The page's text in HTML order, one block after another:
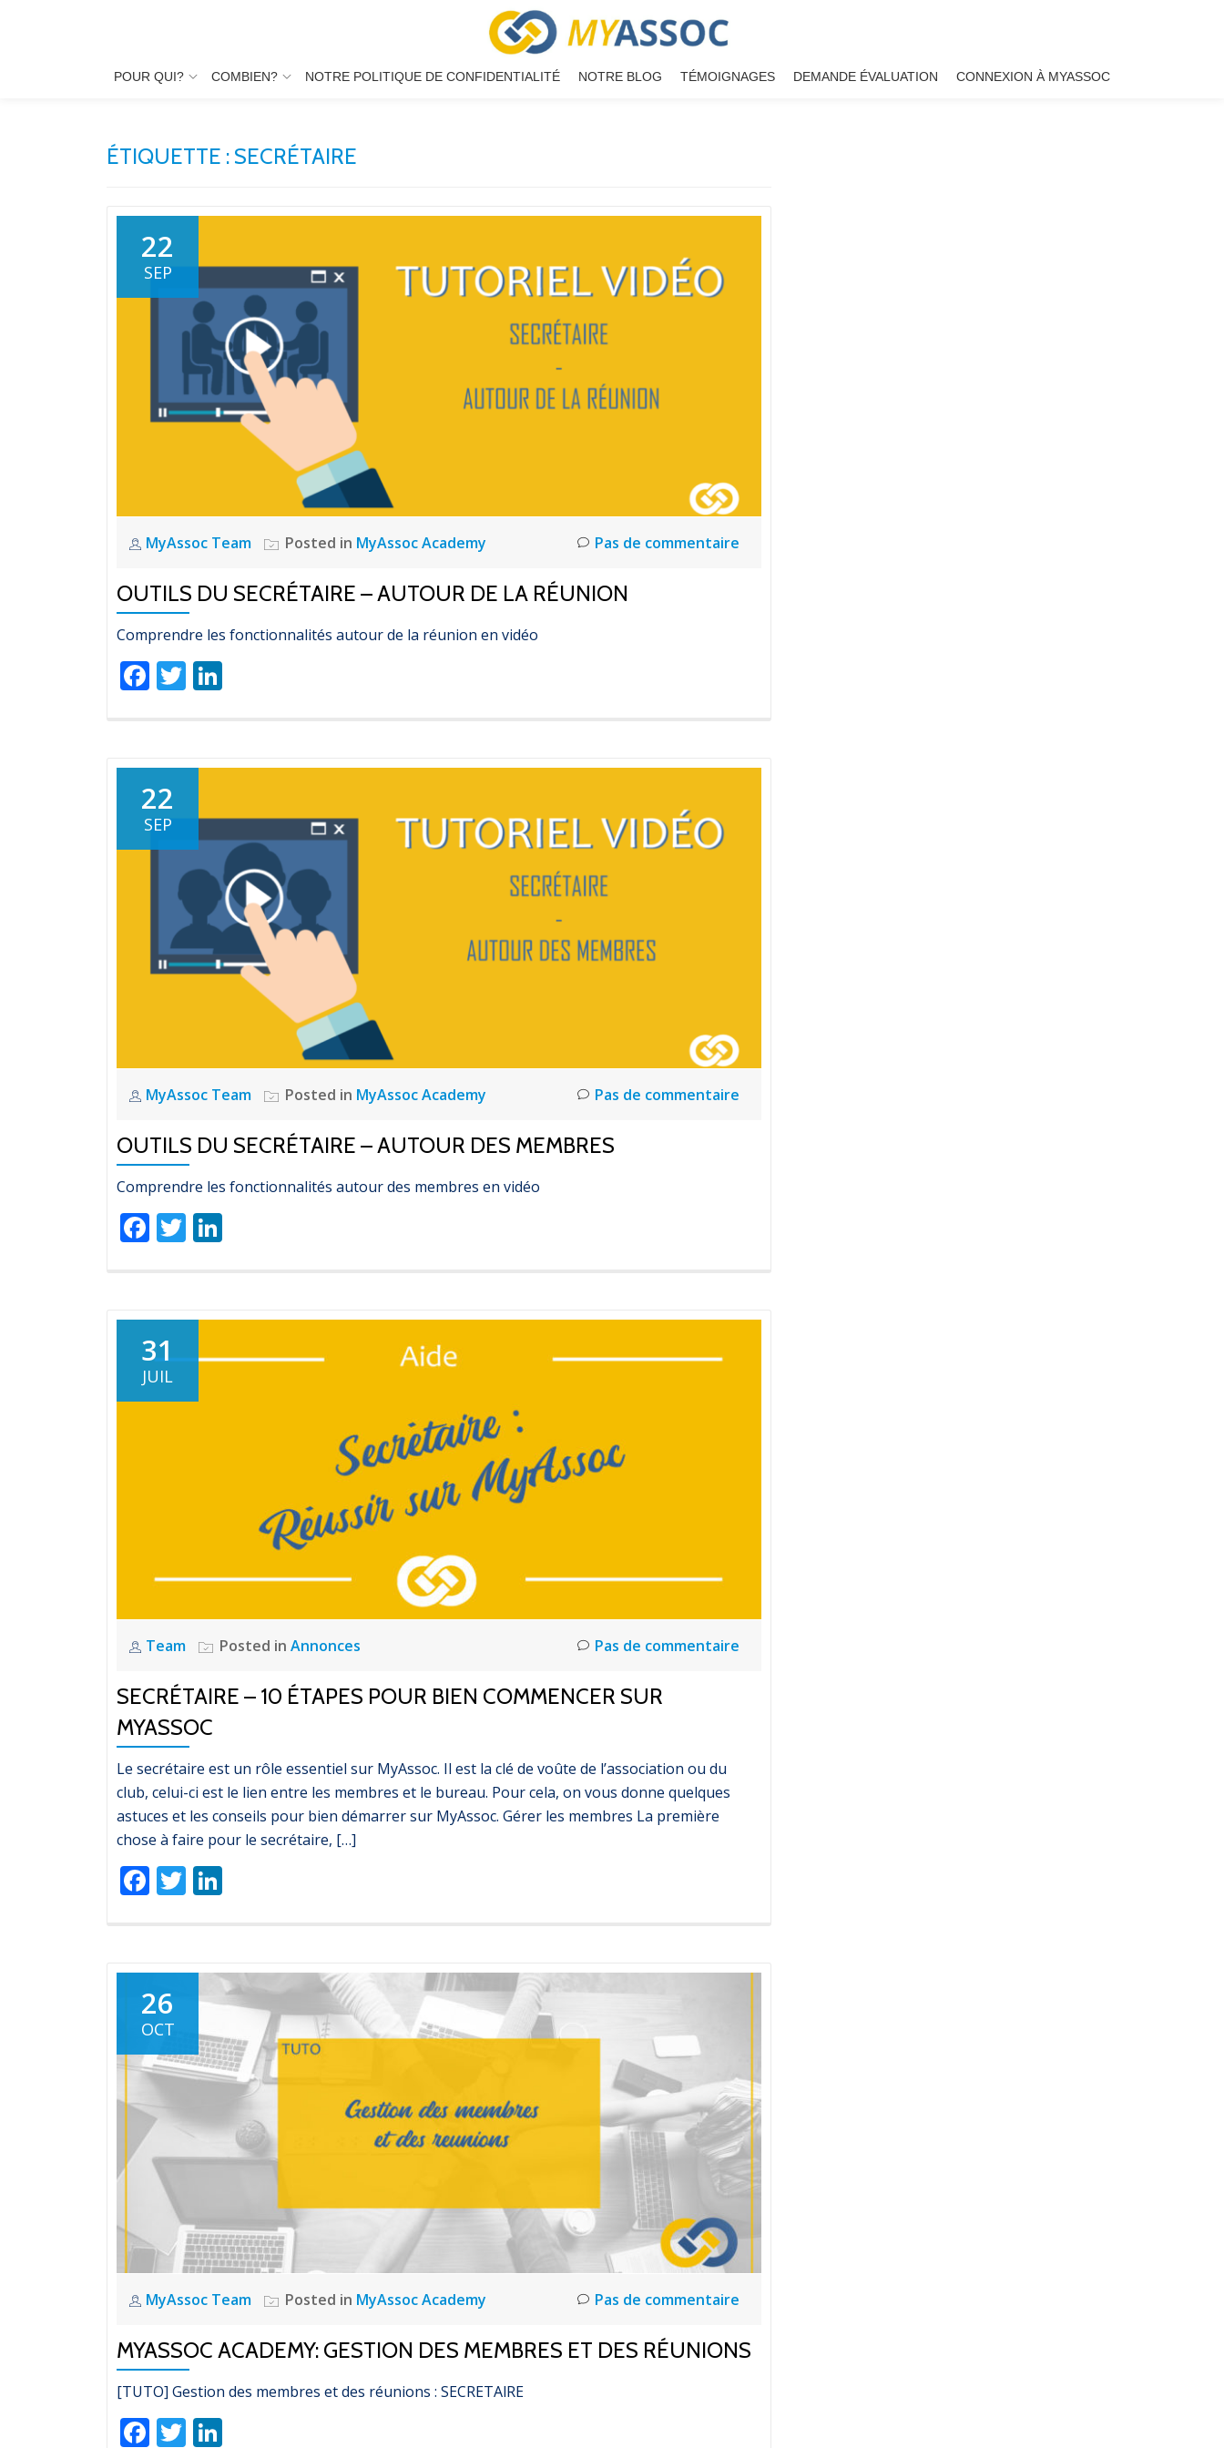
POUR QUI? COMBIEN? NOTRE POLITIQUE DE CONFIDENTIALITÉ NOTRE BLOG TÉMOIGNAGES DEMANDE ÉVALUATION CONNEXION À MYASSOC
ÉTIQUETTE : SECRÉTAIRE
22
SEP
MyAssoc Team Posted in MyAssoc Academy Pas de commentaire
OUTILS DU SECRÉTAIRE – AUTOUR DE LA RÉUNION
Comprendre les fonctionnalités autour de la réunion en vidéo
Facebook
Twitter
22
SEP
MyAssoc Team Posted in MyAssoc Academy Pas de commentaire
OUTILS DU SECRÉTAIRE – AUTOUR DES MEMBRES
Comprendre les fonctionnalités autour des membres en vidéo
Facebook
Twitter
31
JUIL
Team Posted in Annonces Pas de commentaire
SECRÉTAIRE – 10 ÉTAPES POUR BIEN COMMENCER SUR
MYASSOC
Le secrétaire est un rôle essentiel sur MyAssoc. Il est la clé de voûte de l’association ou du
club, celui-ci est le lien entre les membres et le bureau. Pour cela, on vous donne quelques
astuces et les conseils pour bien démarrer sur MyAssoc. Gérer les membres La première
chose à faire pour le secrétaire, […]
Facebook
Twitter
26
OCT
MyAssoc Team Posted in MyAssoc Academy Pas de commentaire
MYASSOC ACADEMY: GESTION DES MEMBRES ET DES RÉUNIONS
[TUTO] Gestion des membres et des réunions : SECRETAlRE
Facebook
Twitter